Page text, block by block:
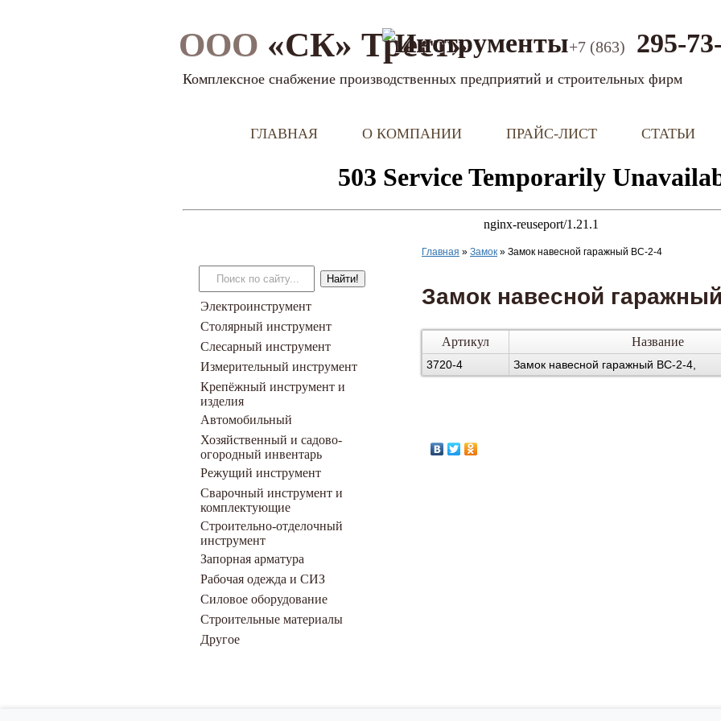
ООО «СК» Трест»
Комплексное снабжение производственных предприятий и строительных фирм
+7 (863) 295-
ГЛАВНАЯ О КОМПАНИИ ПРАЙС-ЛИСТ СТАТЬИ
Электроинструмент
Столярный инструмент
Слесарный инструмент
Измерительный инструмент
Крепёжный инструмент и
изделия
Автомобильный
Хозяйственный и садово-
огородный инвентарь
Режущий инструмент
Сварочный инструмент и
комплектующие
Строительно-отделочный
инструмент
Запорная арматура
Рабочая одежда и СИЗ
Силовое оборудование
Строительные материалы
Другое
Главная » Замок » Замок навесной гаражный ВС-2-4
Замок навесной
Артикул Название
3720-4 Замок навесной гаражный ВС-2-4,